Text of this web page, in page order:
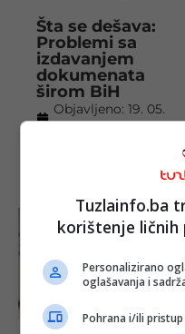
Šta se dešava:
Problemi sa
izdavanjem
dokumenata
širom BiH
Objavljeno: 19. 05.
Tuzlainfo.ba
korištenje ličnih
Personalizirano
oglašavanja i
Pohrana i/ili